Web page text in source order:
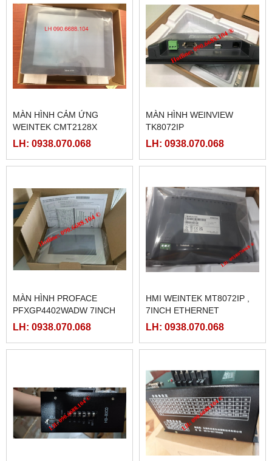
MÀN HÌNH CẢM ỨNG
WEINTEK CMT2128X
LH: 0938.070.068
MÀN HÌNH WEINVIEW
TK8072IP
LH: 0938.070.068
MÀN HÌNH PROFACE
PFXGP4402WADW 7INCH
LH: 0938.070.068
HMI WEINTEK MT8072IP ,
7INCH ETHERNET
LH: 0938.070.068